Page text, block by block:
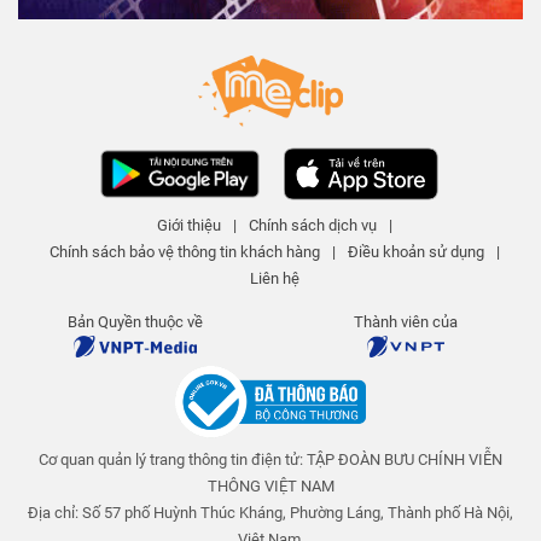
toàn cho trẻ em
An toàn cho trẻ em
25 N lượt xem
04:01
Nuốt kẹo dính ruột - Tập 311 | An
toàn cho trẻ em
An toàn cho trẻ em
25 N lượt xem 4 năm trước
03:58
Giấc mơ giận dỗi - Tập 310 | An
25 N lượt xem - 4 năm trước
Những múi cam mọng nước - Tập
309 | An toàn cho trẻ em
An toàn cho trẻ em
25 N lượt xem
Giới thiệu | Chính sách dịch vụ
|
Chính sách bảo vệ thông tin khách hàng
| Điều khoản sử dụng
|
Liên hệ
Bản Quyền thuộc về Thành viên của
Cơ quan quản lý trang thông tin điện tử: TẬP ĐOÀN BƯU CHÍNH VIỄN
THÔNG VIỆT NAM
Địa chỉ: Số 57 phố Huỳnh Thúc Kháng, Phường Láng, Thành phố Hà Nội,